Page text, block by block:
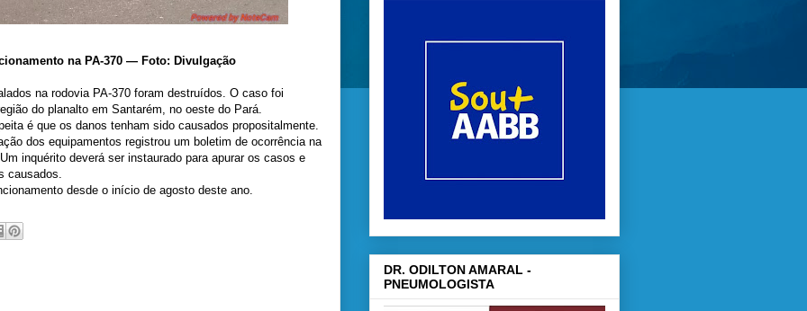
na PA-370 — Foto: Divulgação
na rodovia PA-370 foram destruídos. O caso foi
do planalto em Santarém, no oeste do Pará.
é que os danos tenham sido causados propositalmente.
dos equipamentos registrou um boletim de ocorrência na
inquérito deverá ser instaurado para apurar os casos e
causados.
desde o início de agosto deste ano.
DR. ODILTON AMARAL -
PNEUMOLOGISTA